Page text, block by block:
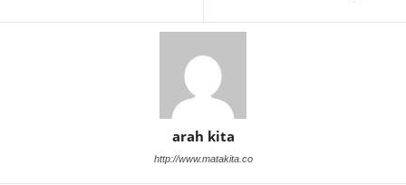
arah kita
http://www.matakita.co